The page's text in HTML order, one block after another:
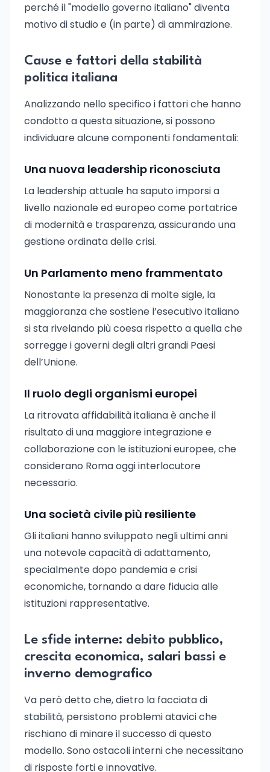
perché il "modello governo italiano" diventa
motivo di studio e (in parte) di ammirazione.
Cause e fattori della stabilità
politica italiana
Analizzando nello specifico i fattori che hanno
condotto a questa situazione, si possono
individuare alcune componenti fondamentali:
Una nuova leadership riconosciuta
La leadership attuale ha saputo imporsi a
livello nazionale ed europeo come portatrice
di modernità e trasparenza, assicurando una
gestione ordinata delle crisi.
Un Parlamento meno frammentato
Nonostante la presenza di molte sigle, la
maggioranza che sostiene l’esecutivo italiano
si sta rivelando più coesa rispetto a quella che
sorregge i governi degli altri grandi Paesi
dell’Unione.
Il ruolo degli organismi europei
La ritrovata affidabilità italiana è anche il
risultato di una maggiore integrazione e
collaborazione con le istituzioni europee, che
considerano Roma oggi interlocutore
necessario.
Una società civile più resiliente
Gli italiani hanno sviluppato negli ultimi anni
una notevole capacità di adattamento,
specialmente dopo pandemia e crisi
economiche, tornando a dare fiducia alle
istituzioni rappresentative.
Le sfide interne: debito pubblico,
crescita economica, salari bassi e
inverno demografico
Va però detto che, dietro la facciata di
stabilità, persistono problemi atavici che
rischiano di minare il successo di questo
modello. Sono ostacoli interni che necessitano
di risposte forti e innovative.